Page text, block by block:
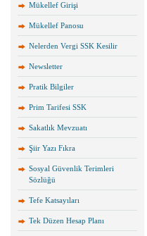
Mükellef Girişi
Mükellef Panosu
Nelerden Vergi SSK Kesilir
Newsletter
Pratik Bilgiler
Prim Tarifesi SSK
Sakatlık Mevzuatı
Şiir Yazı Fıkra
Sosyal Güvenlik Terimleri
Sözlüğü
Tefe Katsayıları
Tek Düzen Hesap Planı